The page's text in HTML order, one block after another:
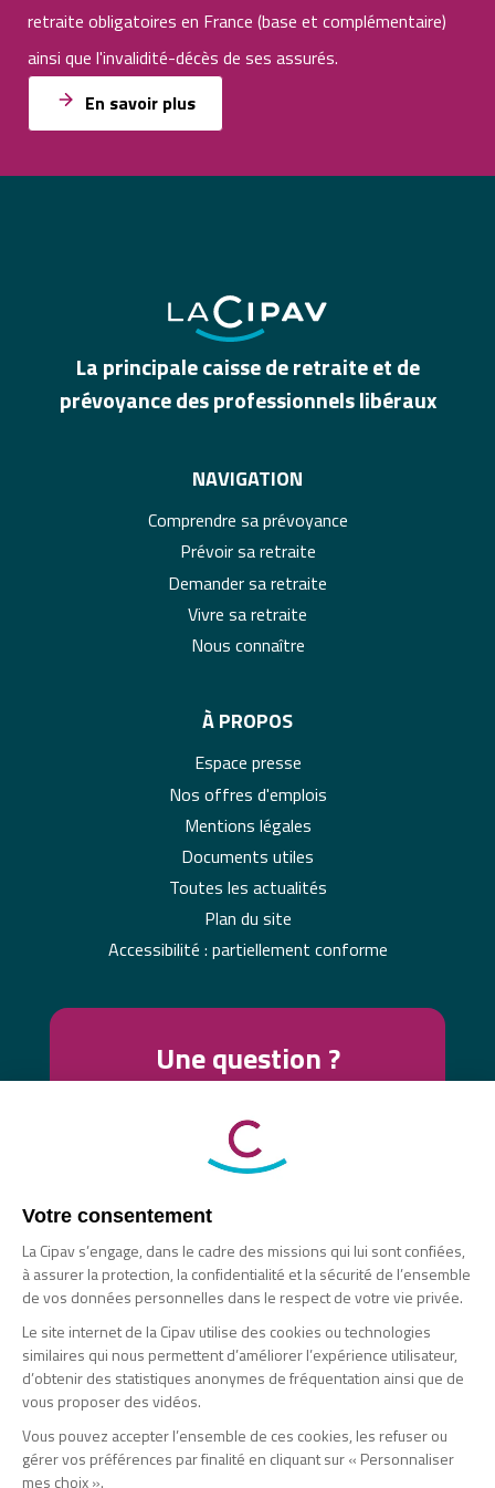
Votre consentement
La Cipav s’engage, dans le cadre des missions qui lui sont confiées,
à assurer la protection, la confidentialité et la sécurité de l’ensemble
de vos données personnelles dans le respect de votre vie privée.
Le site internet de la Cipav utilise des cookies ou technologies
similaires qui nous permettent d’améliorer l’expérience utilisateur,
d’obtenir des statistiques anonymes de fréquentation ainsi que de
vous proposer des vidéos.
Vous pouvez accepter l’ensemble de ces cookies, les refuser ou
gérer vos préférences par finalité en cliquant sur « Personnaliser
mes choix ».
retraite obligatoires en France (base et complémentaire)
ainsi que l'invalidité-décès de ses assurés.
En savoir plus
La principale caisse de retraite et de
prévoyance des professionnels libéraux
NAVIGATION
Comprendre sa prévoyance
Prévoir sa retraite
Demander sa retraite
Vivre sa retraite
Nous connaître
À PROPOS
Espace presse
Nos offres d'emplois
Mentions légales
Documents utiles
Toutes les actualités
Plan du site
Accessibilité : partiellement conforme
Une question ?
Contactez-nous !
Nous vous proposons plusieurs moyens de
contact pour échanger avec vous (messagerie
sécurisée, visio-conférence, téléphone).
Nous contacter
Nous vous répondons en 24h sur nos réseaux
sociaux :
X
Linkedin
SIÈGE SOCIAL
9 rue de Vienne - 75008 Paris